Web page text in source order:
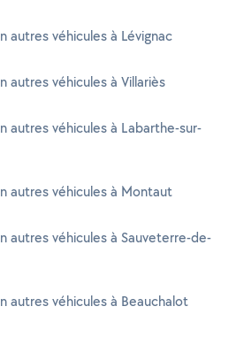
autres véhicules à Lévignac
autres véhicules à Villariès
autres véhicules à Labarthe-sur-
autres véhicules à Montaut
autres véhicules à Sauveterre-de-
autres véhicules à Beauchalot